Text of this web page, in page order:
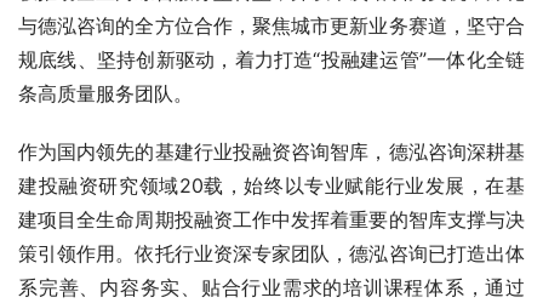
与德泓咨询的全方位合作，聚焦城市更新业务赛道，坚守合
规底线、坚持创新驱动，着力打造“投融建运管”一体化全链
条高质量服务团队。
作为国内领先的基建行业投融资咨询智库，德泓咨询深耕基
建投融资研究领域20载，始终以专业赋能行业发展，在基
建项目全生命周期投融资工作中发挥着重要的智库支撑与决
策引领作用。依托行业资深专家团队，德泓咨询已打造出体
系完善、内容务实、贴合行业需求的培训课程体系，通过